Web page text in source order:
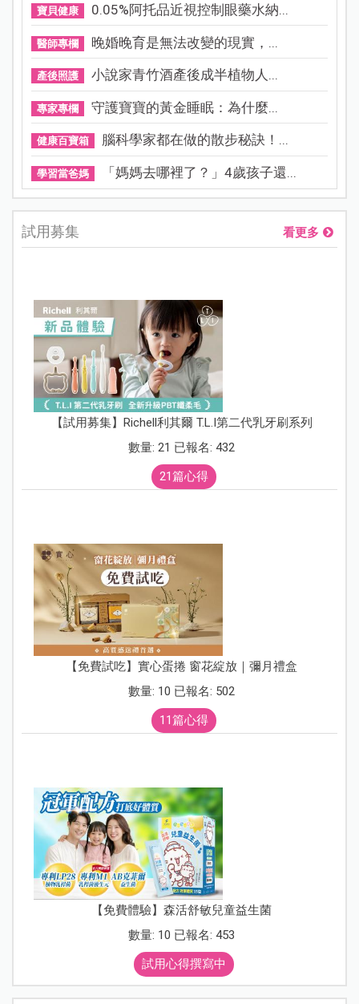
寶貝健康 0.05%阿托品近視控制眼藥水納...
醫師專欄 晚婚晚育是無法改變的現實，...
產後照護 小說家青竹酒產後成半植物人...
專家專欄 守護寶寶的黃金睡眠：為什麼...
健康百寶箱 腦科學家都在做的散步秘訣！...
學習當爸媽 「媽媽去哪裡了？」4歲孩子還...
試用募集 看更多
【試用募集】Richell利其爾 T.L.I第二代乳牙刷系列
數量: 21 已報名: 432
21篇心得
【免費試吃】實心蛋捲 窗花綻放｜彌月禮盒
數量: 10 已報名: 502
11篇心得
【免費體驗】森活舒敏兒童益生菌
數量: 10 已報名: 453
試用心得撰寫中